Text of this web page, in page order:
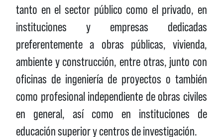
tanto en el sector público como el privado, en
instituciones y empresas dedicadas
preferentemente a obras públicas, vivienda,
ambiente y construcción, entre otras, junto con
oficinas de ingeniería de proyectos o también
como profesional independiente de obras civiles
en general, así como en instituciones de
educación superior y centros de investigación.